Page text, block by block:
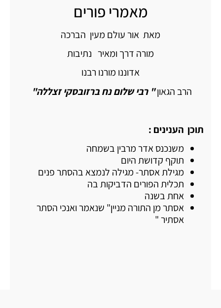
מאמרי פורים
מאת אור עולם מעין הברכה
מורה דרך ומאיר נתיבות
אדוננו מורנו רבנו
הרב הגאון" רבי שלום נח ברזובסקי זצללה"
תוכן הענינים :
משנכנס אדר מרבין בשמחה
תוקף קדושת היום
מגילת אסתר- מגילה לנמצא בהסתר פנים
תכלית הפורים הדביקות בה
אחת בשנה
אסתר מן התורה מניין" שנאמר ואנכי הסתר
אסתיר "